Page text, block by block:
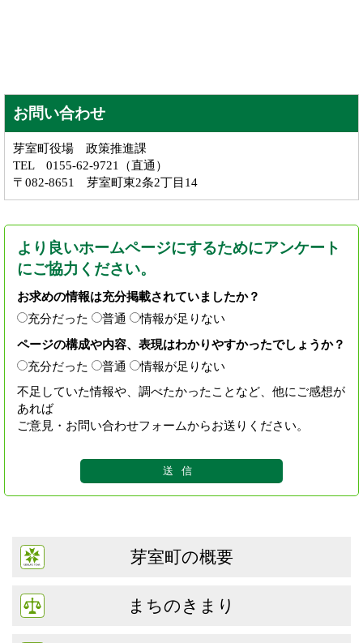
お問い合わせ
芽室町役場 政策推進課
TEL 0155-62-9721（直通）
〒082-8651 芽室町東2条2丁目14
より良いホームページにするためにアンケート
にご協力ください。
お求めの情報は充分掲載されていましたか？
充分だった
普通
情報が足りない
ページの構成や内容、表現はわかりやすかったでしょうか？
充分だった
普通
情報が足りない
不足していた情報や、調べたかったことなど、他にご感想が
あれば
ご意見・お問い合わせフォームからお送りください。
芽室町の概要
まちのきまり